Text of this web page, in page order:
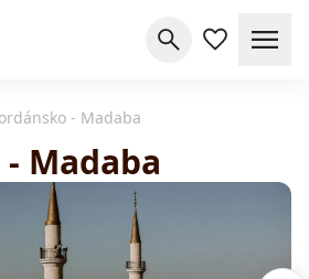
- Madaba
Madaba